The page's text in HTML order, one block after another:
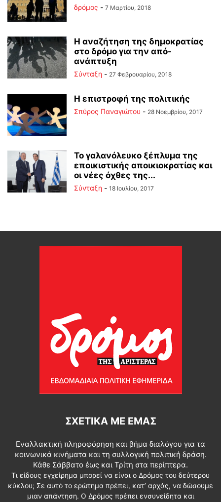
δρόμος - 7 Μαρτίου, 2018
Η αναζήτηση της δημοκρατίας
στο δρόμο για την από-
ανάπτυξη
Σύνταξη - 27 Φεβρουαρίου, 2018
Η επιστροφή της πολιτικής
Σπύρος Παναγιώτου - 28 Νοεμβρίου, 2017
To γαλανόλευκο ξέπλυμα της
εποικιστικής αποικιοκρατίας και
οι νέες όχθες της...
Σύνταξη - 18 Ιουλίου, 2017
ΣΧΕΤΙΚΆ ΜΕ ΕΜΆΣ
Εναλλακτική πληροφόρηση και βήμα διαλόγου για τα
κοινωνικά κινήματα και τη συλλογική πολιτική δράση.
Κάθε Σάββατο έως και Τρίτη στα περίπτερα.
Τι είδους εγχείρημα μπορεί να είναι ο Δρόμος του δεύτερου
κύκλου; Σε αυτό το ερώτημα πρέπει, κατ’ αρχάς, να δώσουμε
μιαν απάντηση. Ο Δρόμος πρέπει ενσυνείδητα και